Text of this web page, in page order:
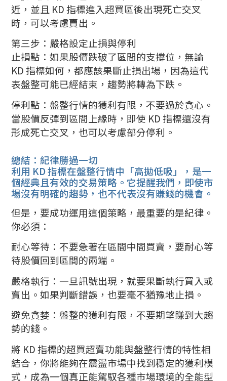
近，並且 KD 指標進入超買區後出現死亡交叉
時，可以考慮賣出。
第三步：嚴格設定止損與停利
止損點：如果股價跌破了區間的支撐位，無論
KD 指標如何，都應該果斷止損出場，因為這代
表盤整可能已經結束，趨勢將轉為下跌。
停利點：盤整行情的獲利有限，不要過於貪心。
當股價反彈到區間上緣時，即使 KD 指標還沒有
形成死亡交叉，也可以考慮部分停利。
總結：紀律勝過一切
利用 KD 指標在盤整行情中「高拋低吸」，是一
個經典且有效的交易策略。它提醒我們，即使市
場沒有明確的趨勢，也不代表沒有賺錢的機會。
但是，要成功運用這個策略，最重要的是紀律。
你必須：
耐心等待：不要急著在區間中間買賣，要耐心等
待股價回到區間的兩端。
嚴格執行：一旦訊號出現，就要果斷執行買入或
賣出。如果判斷錯誤，也要毫不猶豫地止損。
避免貪婪：盤整的獲利有限，不要期望賺到大趨
勢的錢。
將 KD 指標的超買超賣功能與盤整行情的特性相
結合，你將能夠在震盪市場中找到穩定的獲利模
式，成為一個真正能駕馭各種市場環境的全能型